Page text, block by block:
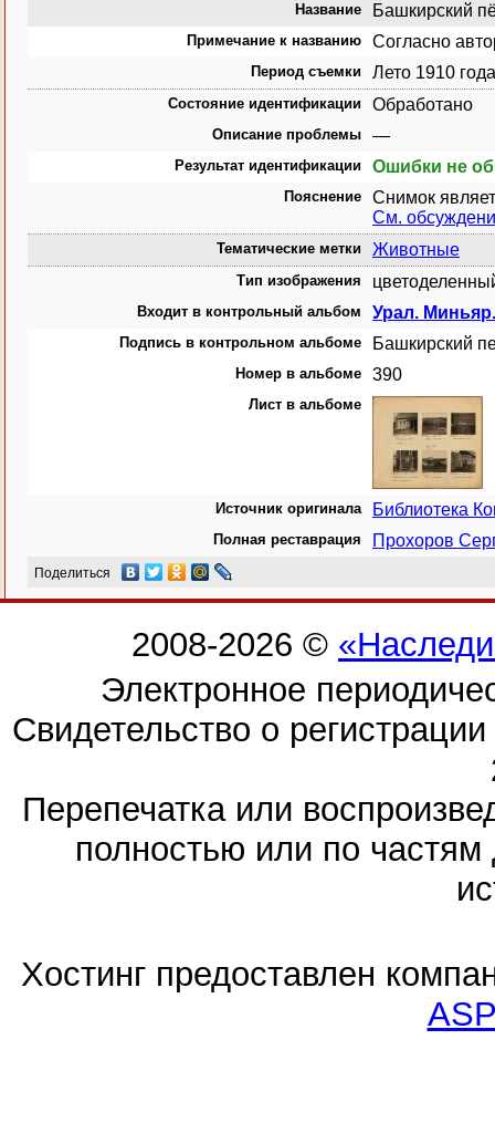
Название Башкирский
Примечание к названию Согласно
Период съемки Лето 1910 года
Состояние идентификации Обработано
Описание проблемы —
Результат идентификации Ошибки не
Пояснение
Снимок
См.
Тематические метки Животные
Тип изображения
Входит в контрольный альбом Урал. Миньяр.
Подпись в контрольном альбоме Башкирский
Номер в альбоме 390
Лист в альбоме
Источник оригинала Библиотека
Полная реставрация Прохоров
Поделиться
2008-2026 ©
Электронное
Свидетельство о
Перепечатка или
полностью или по частям
Хостинг предоставлен